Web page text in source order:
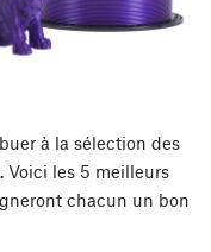
à la sélection des
Voici les 5 meilleurs
chacun un bon